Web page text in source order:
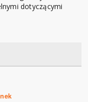
dotyczącymi